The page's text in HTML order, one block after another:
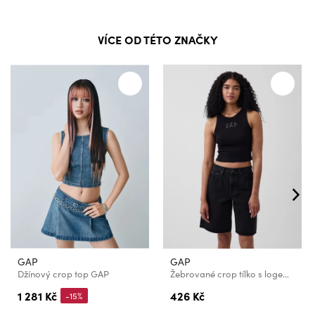
VÍCE OD TÉTO ZNAČKY
GAP
Džínový crop top GAP
1 281 Kč -15%
GAP
Žebrované crop tílko s logem GAP
426 Kč